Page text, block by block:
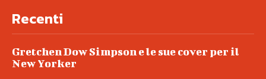
Recenti
Gretchen Dow Simpson e le sue cover per il
New Yorker